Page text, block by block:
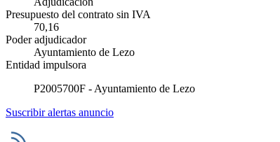
Presupuesto del contrato sin IVA
70,16
Poder adjudicador
Ayuntamiento de Lezo
Entidad impulsora
P2005700F - Ayuntamiento de Lezo
Suscribir alertas anuncio